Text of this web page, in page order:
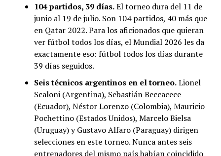
104 partidos, 39 días.El torneo dura del 11 de
junio al 19 de julio. Son 104 partidos, 40 más que
en Qatar 2022. Para los aficionados que quieran
ver fútbol todos los días, el Mundial 2026 les da
exactamente eso: fútbol todos los días durante
39 días seguidos.
Seis técnicos argentinos en el torneo.Lionel
Scaloni (Argentina), Sebastián Beccacece
(Ecuador), Néstor Lorenzo (Colombia), Mauricio
Pochettino (Estados Unidos), Marcelo Bielsa
(Uruguay) y Gustavo Alfaro (Paraguay) dirigen
selecciones en este torneo. Nunca antes seis
entrenadores del mismo país habían coincidido